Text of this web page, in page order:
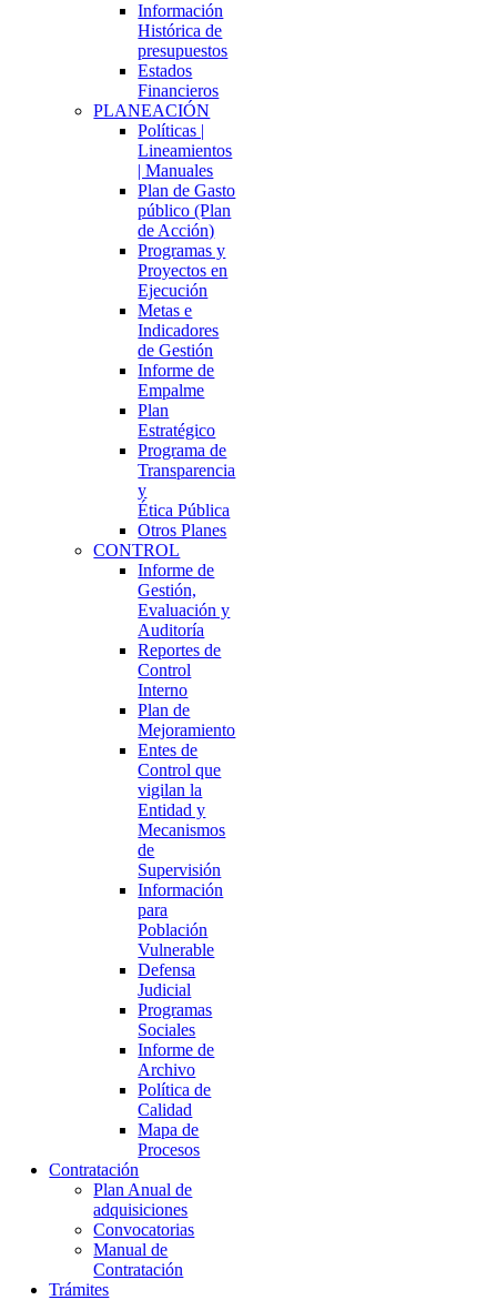
Información
Histórica de
presupuestos
Estados
Financieros
PLANEACIÓN
Políticas |
Lineamientos
| Manuales
Plan de Gasto
público (Plan
de Acción)
Programas y
Proyectos en
Ejecución
Metas e
Indicadores
de Gestión
Informe de
Empalme
Plan
Estratégico
Programa de
Transparencia
y
Ética Pública
Otros Planes
CONTROL
Informe de
Gestión,
Evaluación y
Auditoría
Reportes de
Control
Interno
Plan de
Mejoramiento
Entes de
Control que
vigilan la
Entidad y
Mecanismos
de
Supervisión
Información
para
Población
Vulnerable
Defensa
Judicial
Programas
Sociales
Informe de
Archivo
Política de
Calidad
Mapa de
Procesos
Contratación
Plan Anual de
adquisiciones
Convocatorias
Manual de
Contratación
Trámites